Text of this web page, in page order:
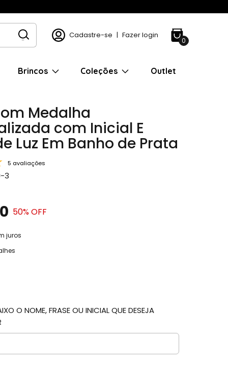
Cadastre-se | Fazer login
0
Brincos Coleções Outlet
Medalha
com Inicial E
Luz Em Banho de Prata
5 avaliações
3
50% OFF
juros
O NOME, FRASE OU INICIAL QUE DESEJA